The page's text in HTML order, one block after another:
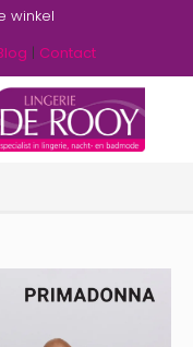
winkel
| Contact